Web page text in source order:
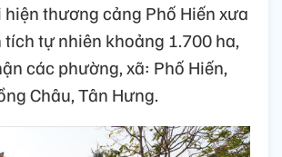
thương cảng Phố Hiến xưa
tự nhiên khoảng 1.700 ha,
các phường, xã: Phố Hiến,
Châu, Tân Hưng.